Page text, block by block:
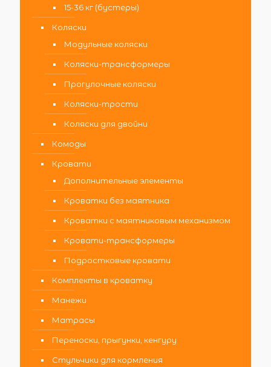
15-36 кг (бустеры)
Коляски
Модульные коляски
Коляски-трансформеры
Прогулочные коляски
Коляски-трости
Коляски для двойни
Комоды
Кровати
Дополнительные элементы
Кроватки без маятника
Кроватки с маятниковым механизмом
Кровати-трансформеры
Подростковые кровати
Комплекты в кроватку
Манежи
Матрасы
Переноски, прыгунки, кенгуру
Стульчики для кормления